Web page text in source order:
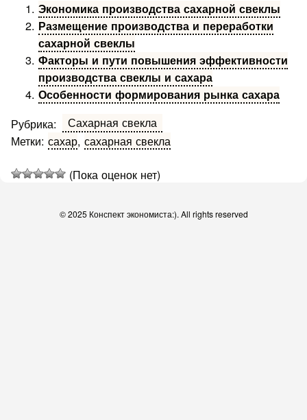
Экономика производства сахарной свеклы
Размещение производства и переработки
сахарной свеклы
Факторы и пути повышения эффективности
производства свеклы и сахара
Особенности формирования рынка сахара
Рубрика:
Сахарная свекла
Метки:сахар,сахарная свекла
(Пока оценок нет)
© 2025 Конспект экономиста:). All rights reserved